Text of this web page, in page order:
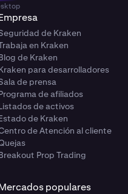
de Kraken
en Kraken
de Kraken
para desarrolladores
de prensa
de afiliados
de activos
de Kraken
de Atención al cliente
Prop Trading
populares